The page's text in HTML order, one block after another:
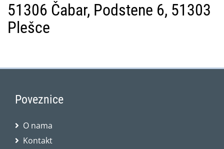
51306 Čabar, Podstene 6, 51303
Plešce
Poveznice
O nama
Kontakt